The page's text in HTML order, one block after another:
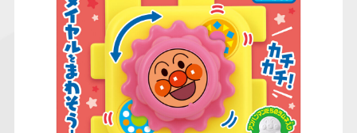
仮面ライダーシリー
ズ
ガンダムシリーズ アンパンマン
キャラパキ
にふぉるめーしょん
＆スクエアシール
ポケモンスケールワ
ールド